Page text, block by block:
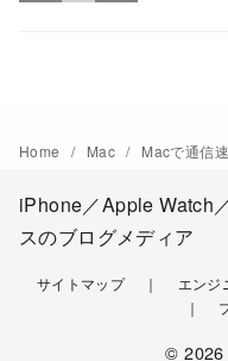
Home Mac Macで通信
iPhone／Apple Watch
スのブログメディア
サイトマップ エンジ
© 2026